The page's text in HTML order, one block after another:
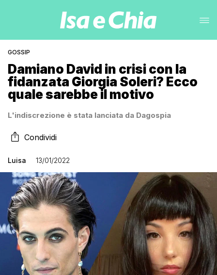
GOSSIP
Damiano David in crisi con la
fidanzata Giorgia Soleri? Ecco
quale sarebbe il motivo
L'indiscrezione è stata lanciata da Dagospia
Condividi
Luisa 13/01/2022